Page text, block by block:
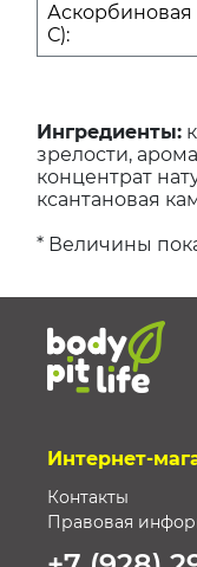
Аскорбиновая
С):
Ингредиенты:
зрелости,
концентрат
ксантановая
* Величины
Интернет-
Контакты
Правовая